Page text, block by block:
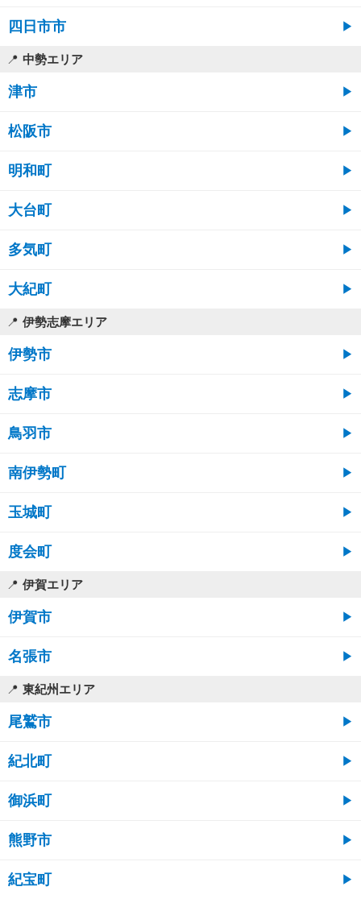
四日市市
中勢エリア
津市
松阪市
明和町
大台町
多気町
大紀町
伊勢志摩エリア
伊勢市
志摩市
鳥羽市
南伊勢町
玉城町
度会町
伊賀エリア
伊賀市
名張市
東紀州エリア
尾鷲市
紀北町
御浜町
熊野市
紀宝町